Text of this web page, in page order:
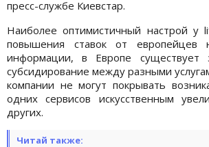
пресс-службе Киевстар.
Наиболее оптимистичный настрой у
повышения ставок от
информации, в Европе существует
субсидирование между разными
компании не могут покрывать
одних сервисов искусственным
других.
Читай также: